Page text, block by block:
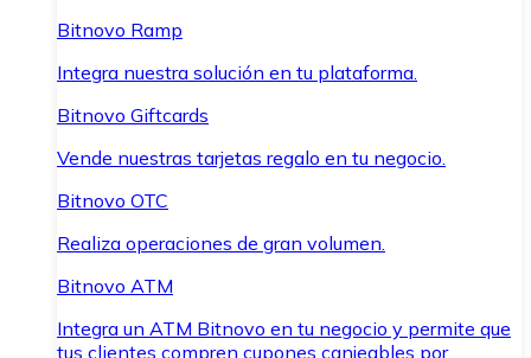
Bitnovo Ramp
Integra nuestra solución en tu plataforma.
Bitnovo Giftcards
Vende nuestras tarjetas regalo en tu negocio.
Bitnovo OTC
Realiza operaciones de gran volumen.
Bitnovo ATM
Integra un ATM Bitnovo en tu negocio y permite que
tus clientes compren cupones canjeables por